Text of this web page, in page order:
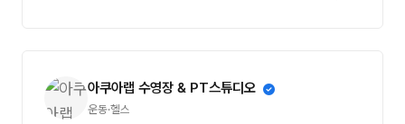
아쿠아랩 수영장 & PT스튜디오
운동·헬스